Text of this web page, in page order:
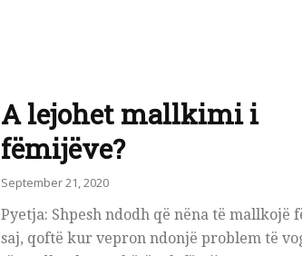
A lejohet mallkimi i
fëmijëve?
September 21, 2020
Pyetja: Shpesh ndodh që nëna të mallkojë
saj, qoftë kur vepron ndonjë problem të